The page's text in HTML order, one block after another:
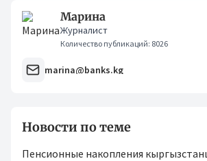
Марина
Журналист
Количество публикаций: 8026
marina@banks.kg
Новости по теме
Пенсионные накопления